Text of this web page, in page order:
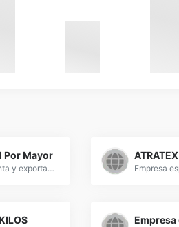
Por Mayor
Empresa especializada en la venta y exportación de ropa de segunda mano usada al por mayor. Exportamos second hand clothes and used clothing.
ATRATEX